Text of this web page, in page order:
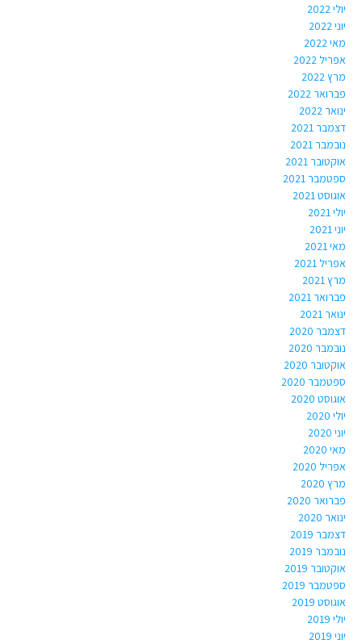
יולי 2022
יוני 2022
מאי 2022
אפריל 2022
מרץ 2022
פברואר 2022
ינואר 2022
דצמבר 2021
נובמבר 2021
אוקטובר 2021
ספטמבר 2021
אוגוסט 2021
יולי 2021
יוני 2021
מאי 2021
אפריל 2021
מרץ 2021
פברואר 2021
ינואר 2021
דצמבר 2020
נובמבר 2020
אוקטובר 2020
ספטמבר 2020
אוגוסט 2020
יולי 2020
יוני 2020
מאי 2020
אפריל 2020
מרץ 2020
פברואר 2020
ינואר 2020
דצמבר 2019
נובמבר 2019
אוקטובר 2019
ספטמבר 2019
אוגוסט 2019
יולי 2019
יוני 2019